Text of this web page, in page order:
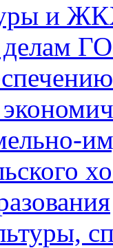
и
делам